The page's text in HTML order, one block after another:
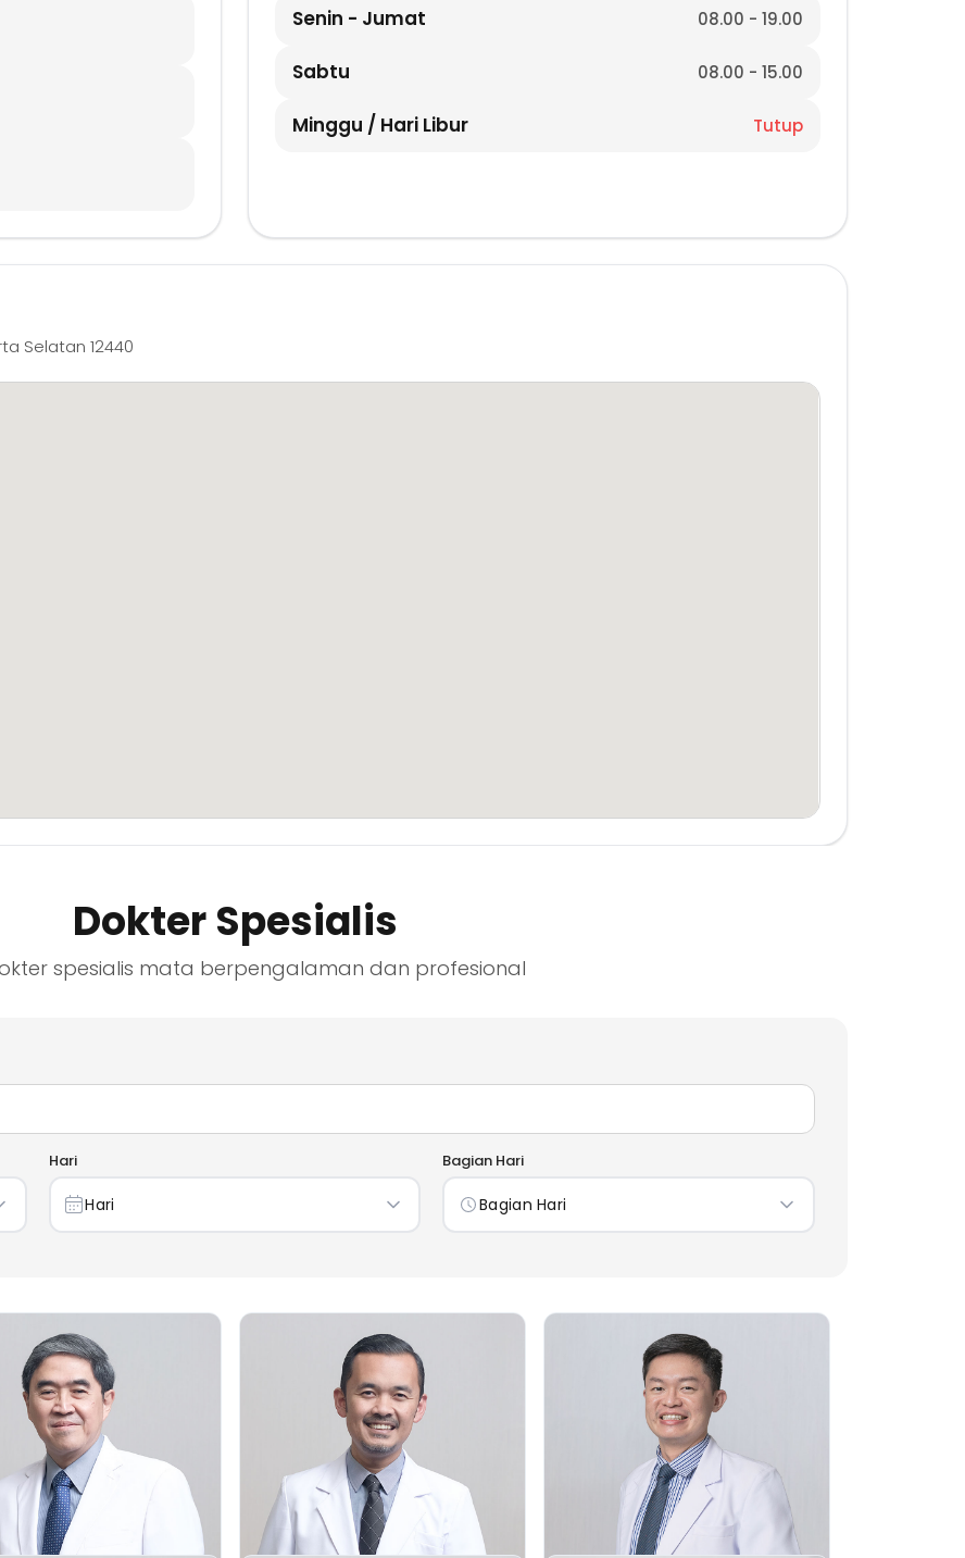
Senin - Jumat 08.00 - 19.00
Sabtu 08.00 - 15.00
Minggu / Hari Libur Tutup
Selatan 12440
Dokter Spesialis
spesialis mata berpengalaman dan profesional
Hari
Hari
Bagian Hari
Bagian Hari